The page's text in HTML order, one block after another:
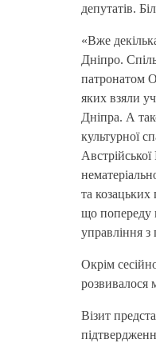
депутатів.
«Вже
Дніпро.
патронатом
яких взяли
Дніпра. А
культурної
та
що попереду
управління з
Окрім
розвивалося
Візит